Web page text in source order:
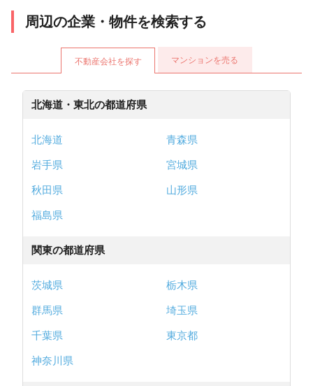
周辺の企業・物件を検索する
不動産会社を探す マンションを売る
北海道・東北の都道府県
北海道
青森県
岩手県
宮城県
秋田県
山形県
福島県
関東の都道府県
茨城県
栃木県
群馬県
埼玉県
千葉県
東京都
神奈川県